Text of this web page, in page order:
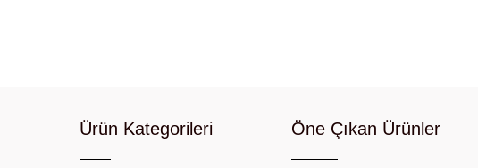
Ürün Kategorileri Öne Çıkan Ürünler